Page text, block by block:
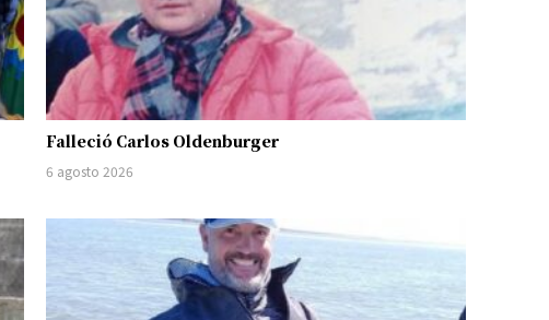
Falleció Carlos Oldenburger
6 agosto 2026